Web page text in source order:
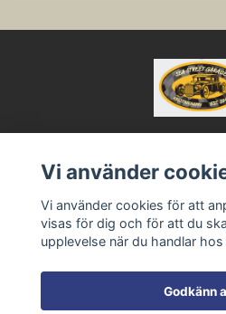
Vi använder
Vi använder cookies för att
visas för dig och för att du
upplevelse när du handlar
Godkänn